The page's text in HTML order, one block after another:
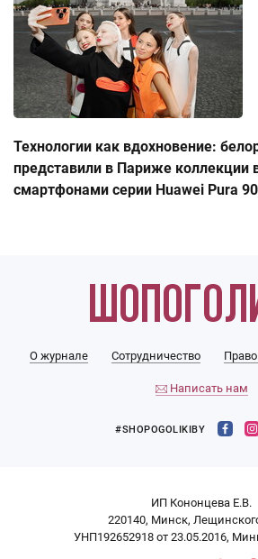
Технологии как вдохновение:
представили в Париже коллекции
смартфонами серии Huawei Pura
О журнале Сотрудничество
Написать нам
#SHOPOGOLIKIBY
ИП Кононцева Е.В.
220140, Минск,
УНП192652918 от 23.05.2016,